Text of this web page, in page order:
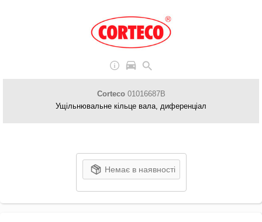
Corteco01016687B
Ущільнювальне кільце вала, диференціал
Немає в наявності